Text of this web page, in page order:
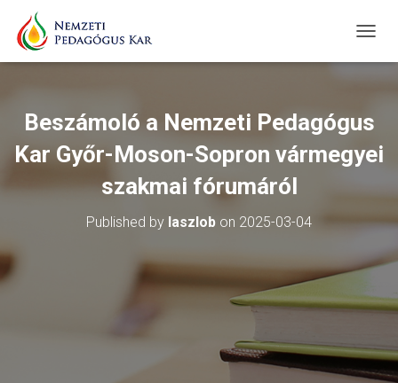
O
E
A
I
N
Beszámoló a Nemzeti Pedagógus
Kar Győr-Moson-Sopron vármegyei
szakmai fórumáról
Published by laszlob on 2025-03-04